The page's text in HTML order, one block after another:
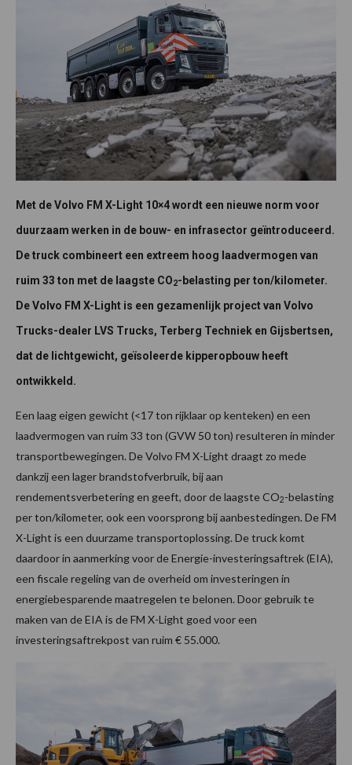
Met de Volvo FM X-Light 10×4 wordt een nieuwe norm voor
duurzaam werken in de bouw- en infrasector geïntroduceerd.
De truck combineert een extreem hoog laadvermogen van
ruim 33 ton met de laagste CO2-belasting per ton/kilometer.
De Volvo FM X-Light is een gezamenlijk project van Volvo
Trucks-dealer LVS Trucks, Terberg Techniek en Gijsbertsen,
dat de lichtgewicht, geïsoleerde kipperopbouw heeft
ontwikkeld.
Een laag eigen gewicht (<17 ton rijklaar op kenteken) en een
laadvermogen van ruim 33 ton (GVW 50 ton) resulteren in minder
transportbewegingen. De Volvo FM X-Light draagt zo mede
dankzij een lager brandstofverbruik, bij aan
rendementsverbetering en geeft, door de laagste CO2-belasting
per ton/kilometer, ook een voorsprong bij aanbestedingen. De FM
X-Light is een duurzame transportoplossing. De truck komt
daardoor in aanmerking voor de Energie-investeringsaftrek (EIA),
een fiscale regeling van de overheid om investeringen in
energiebesparende maatregelen te belonen. Door gebruik te
maken van de EIA is de FM X-Light goed voor een
investeringsaftrekpost van ruim € 55.000.